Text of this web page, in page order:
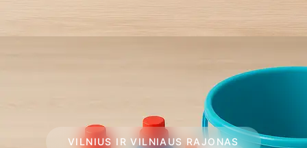
VILNIUS IR VILNIAUS RAJONAS